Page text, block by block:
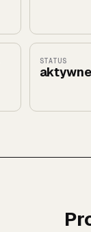
STATUS
aktywne